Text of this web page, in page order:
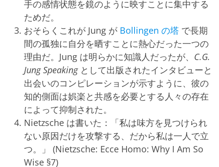
手の感情状態を鏡のように映すことに集中する
ためだ。
おそらくこれが Jung が Bollingen の塔 で長期
間の孤独に自分を晒すことに熱心だった一つの
理由だ。Jung は明らかに知識人だったが、 C.G.
Jung Speakingとして出版されたインタビューと
出会いのコンピレーションが示すように、彼の
知的側面は娯楽と共感を必要とする人々の存在
によって抑制された。
Nietzsche は書いた：「私は味方を見つけられ
ない原因だけを攻撃する、だから私は一人で立
つ。」 (Nietzsche: Ecce Homo: Why I Am So
Wise §7)